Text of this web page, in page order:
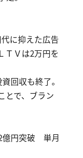
に抑えた広告
ＴＶは2万円を
回収も終了。
とで、ブラン
億円突破 単月